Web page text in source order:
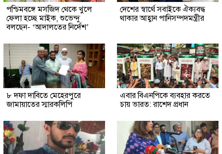
পশ্চিমবঙ্গে মসজিদ থেকে খুলে
ফেলা হচ্ছে মাইক, শুভেন্দু
বলছেন- ‘আদালতের নির্দেশ’
দেশের স্বার্থে সবাইকে ঐক্যবদ্ধ
থাকার আহ্বান পানিসম্পদমন্ত্রীর
৮ দফা দাবিতে মেহেরপুরে
জামায়াতের স্মারকলিপি
এবার বিএনপিকে ব্যবহার করতে
চায় ভারত: রাশেদ প্রধান